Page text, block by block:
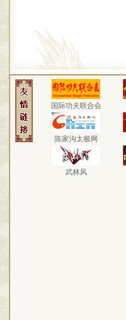
国际功夫联合会
陈家沟太极网
武林风